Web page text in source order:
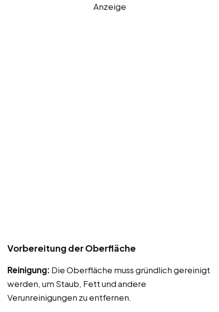
Anzeige
Vorbereitung der Oberfläche
Reinigung: Die Oberfläche muss gründlich gereinigt
werden, um Staub, Fett und andere
Verunreinigungen zu entfernen.